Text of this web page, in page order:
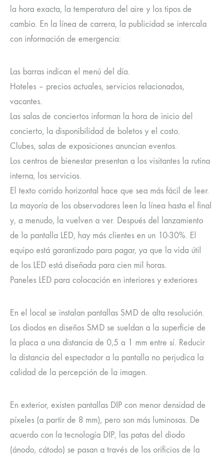
la hora exacta, la temperatura del aire y los tipos de
cambio. En la línea de carrera, la publicidad se intercala
con información de emergencia:
Las barras indican el menú del día.
Hoteles – precios actuales, servicios relacionados,
vacantes.
Las salas de conciertos informan la hora de inicio del
concierto, la disponibilidad de boletos y el costo.
Clubes, salas de exposiciones anuncian eventos.
Los centros de bienestar presentan a los visitantes la rutina
interna, los servicios.
El texto corrido horizontal hace que sea más fácil de leer.
La mayoría de los observadores leen la línea hasta el final
y, a menudo, la vuelven a ver. Después del lanzamiento
de la pantalla LED, hay más clientes en un 10-30%. El
equipo está garantizado para pagar, ya que la vida útil
de los LED está diseñada para cien mil horas.
Paneles LED para colocación en interiores y exteriores
En el local se instalan pantallas SMD de alta resolución.
Los diodos en diseños SMD se sueldan a la superficie de
la placa a una distancia de 0,5 a 1 mm entre sí. Reducir
la distancia del espectador a la pantalla no perjudica la
calidad de la percepción de la imagen.
En exterior, existen pantallas DIP con menor densidad de
píxeles (a partir de 8 mm), pero son más luminosas. De
acuerdo con la tecnología DIP, las patas del diodo
(ánodo, cátodo) se pasan a través de los orificios de la